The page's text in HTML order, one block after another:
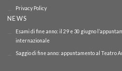
Privacy Policy
NEWS
Esami di fine anno: il 29 e 30 giugno
internazionale
Saggio di fine anno: appuntamento al Teatro